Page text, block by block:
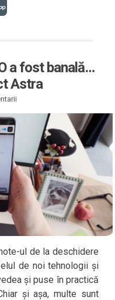
a fost banală…
Astra
ul de la deschidere
de noi tehnologii și
și puse în practică
și așa, multe sunt